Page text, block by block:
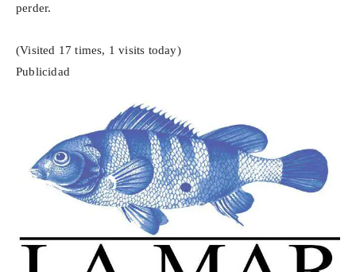
perder.
(Visited 17 times, 1 visits today)
Publicidad